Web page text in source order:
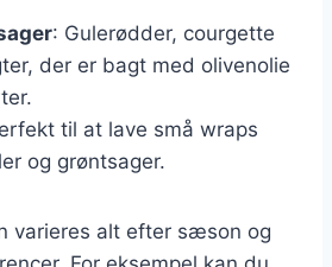
: Gulerødder, courgette
der er bagt med olivenolie
til at lave små wraps
og grøntsager.
varieres alt efter sæson og